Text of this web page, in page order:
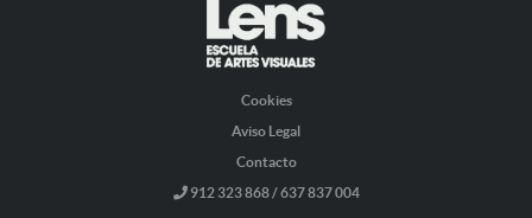
Cookies
Aviso Legal
Contacto
912 323 868 / 637 837 004